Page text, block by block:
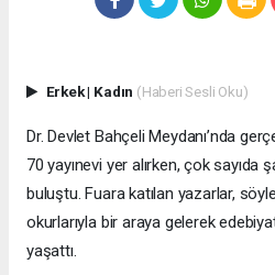
Erkek| Kadın (Haberi Sesli Oku)
Dr. Devlet Bahçeli Meydanı’nda
70 yayınevi yer alırken, çok sayıda
buluştu. Fuara katılan yazarlar,
okurlarıyla bir araya gelerek
yaşattı.